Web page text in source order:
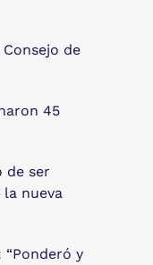
de
45
de ser
nueva
y